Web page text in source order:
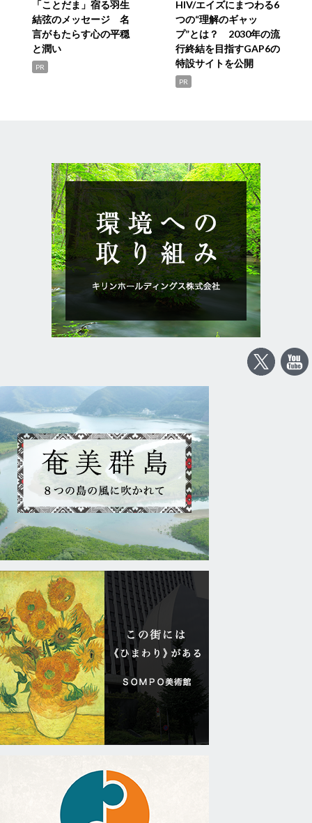
「ことだま」宿る羽生
結弦のメッセージ 名
言がもたらす心の平穏
と潤い
PR
HIV/エイズにまつわる6
つの“理解のギャッ
プ”とは？ 2030年の流
行終結を目指すGAP6の
特設サイトを公開
PR